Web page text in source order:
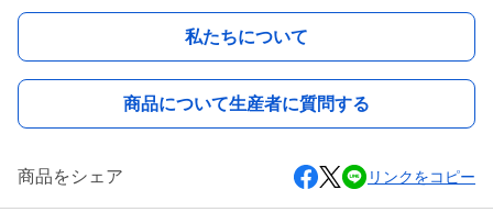
私たちについて
商品について生産者に質問する
商品をシェア リンクをコピー